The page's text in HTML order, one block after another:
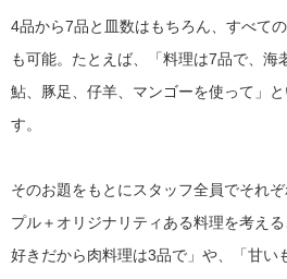
4品から7品と皿数はもちろん、すべて
も可能。たとえば、「料理は7品で、海
鮎、豚足、仔羊、マンゴーを使って」
す。
そのお題をもとにスタッフ全員でそれ
プル＋オリジナリティある料理を考え
好きだから肉料理は3品で」や、「甘い